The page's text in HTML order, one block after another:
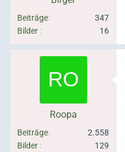
Beiträge
347
Bilder
16
Roopa
Beiträge
2.558
Bilder
129